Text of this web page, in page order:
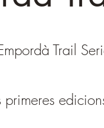
Trail
primeres